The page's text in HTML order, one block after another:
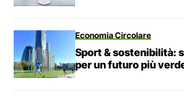
Economia Circolare
Sport & sostenibilità:
per un futuro più